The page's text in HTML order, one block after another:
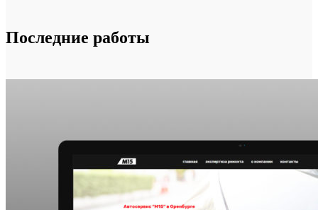
Последние работы